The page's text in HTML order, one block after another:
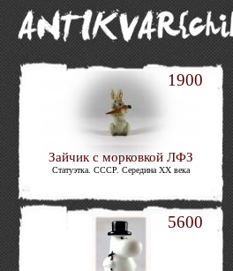
1900
Зайчик с морковкой ЛФЗ
Статуэтка. СССР. Середина XX века
5600